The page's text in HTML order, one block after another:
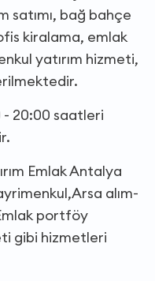
satımı, bağ bahçe
kiralama, emlak
yatırım hizmeti,
- 20:00 saatleri
Emlak Antalya
alım-
portföy
gibi hizmetleri